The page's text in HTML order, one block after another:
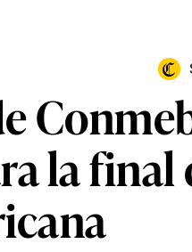
la final